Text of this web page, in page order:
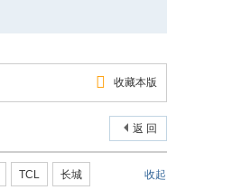
收藏本版
返 回
收起
TCL 长城